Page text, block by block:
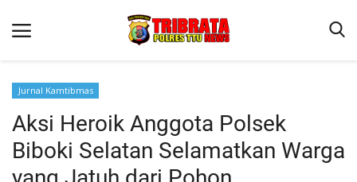
Beranda
Terms & Conditions
Jurnal Kamtibmas
Aksi Heroik Anggota Polsek
Biboki Selatan Selamatkan Warga